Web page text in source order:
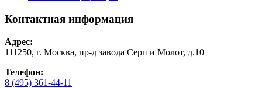
Контактная информация
Адрес:
111250, г. Москва, пр-д завода Серп и Молот, д.10
Телефон:
8 (495) 361-44-11